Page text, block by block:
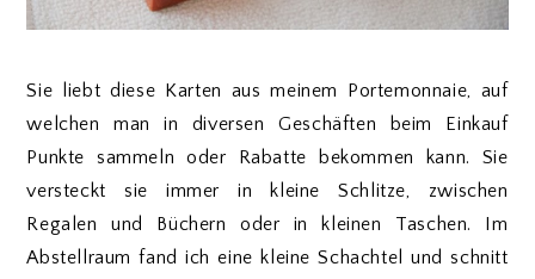
Sie liebt diese Karten aus meinem Portemonnaie, auf
welchen man in diversen Geschäften beim Einkauf
Punkte sammeln oder Rabatte bekommen kann. Sie
versteckt sie immer in kleine Schlitze, zwischen
Regalen und Büchern oder in kleinen Taschen. Im
Abstellraum fand ich eine kleine Schachtel und schnitt